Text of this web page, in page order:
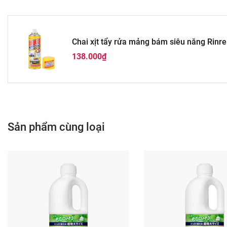
Chai xịt tẩy rửa mảng bám siêu năng
138.000₫
Sản phẩm cùng loại